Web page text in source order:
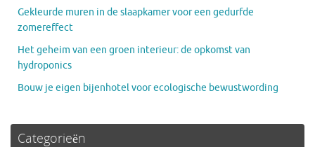
Gekleurde muren in de slaapkamer voor een gedurfde
zomereffect
Het geheim van een groen interieur: de opkomst van
hydroponics
Bouw je eigen bijenhotel voor ecologische bewustwording
Categorieën